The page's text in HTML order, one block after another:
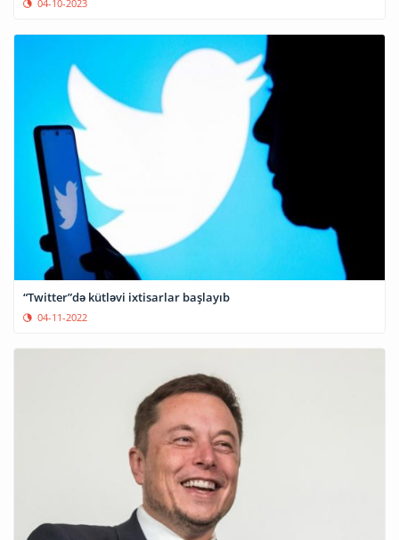
04-10-2023
“Twitter”də kütləvi ixtisarlar başlayıb
04-11-2022